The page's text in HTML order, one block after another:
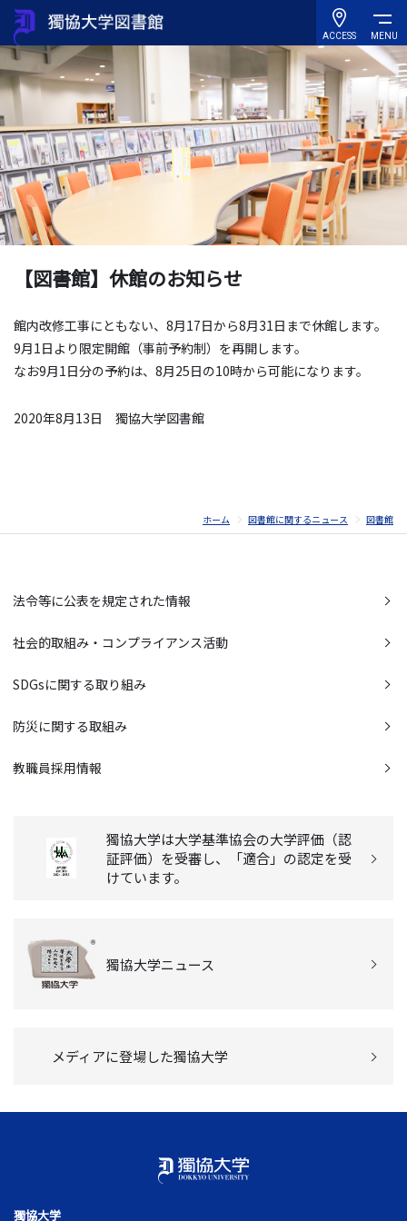
ACCESS MENU
【図書館】休館のお知らせ
館内改修工事にともない、8月17日から8月31日まで休館します。
9月1日より限定開館（事前予約制）を再開します。
なお9月1日分の予約は、8月25日の10時から可能になります。
2020年8月13日 獨協大学図書館
ホーム 図書館に関するニュース 図書館
法令等に公表を規定された情報
社会的取組み・コンプライアンス活動
SDGsに関する取り組み
防災に関する取組み
教職員採用情報
獨協大学は大学基準協会の大学評価（認
証評価）を受審し、「適合」の認定を受
けています。
獨協大学ニュース
メディアに登場した獨協大学
獨協大学